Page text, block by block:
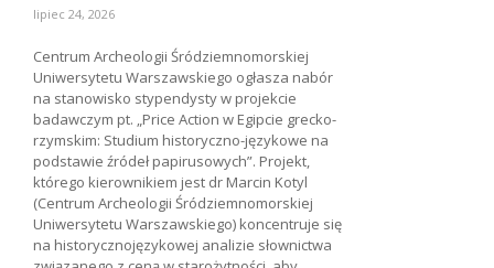
lipiec 24, 2026
Centrum Archeologii Śródziemnomorskiej
Uniwersytetu Warszawskiego ogłasza nabór
na stanowisko stypendysty w projekcie
badawczym pt. „Price Action w Egipcie grecko-
rzymskim: Studium historyczno-językowe na
podstawie źródeł papirusowych”. Projekt,
którego kierownikiem jest dr Marcin Kotyl
(Centrum Archeologii Śródziemnomorskiej
Uniwersytetu Warszawskiego) koncentruje się
na historycznojęzykowej analizie słownictwa